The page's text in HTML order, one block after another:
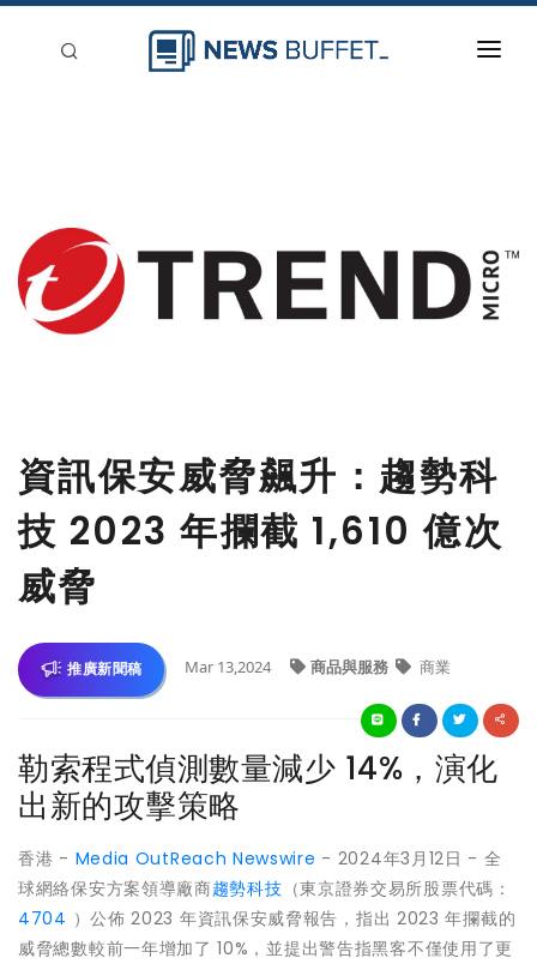
資訊保安威脅飆升：趨勢科
技 2023 年攔截 1,610 億次
威脅
推廣新聞稿 Mar 13,2024 商品與服務 商業
勒索程式偵測數量減少 14%，演化
出新的攻擊策略
香港 - Media OutReach Newswire - 2024年3月12日 - 全
球網絡保安方案領導廠商趨勢科技 （東京證券交易所股票代碼：
4704 ）公佈 2023 年資訊保安威脅報告，指出 2023 年攔截的
威脅總數較前一年增加了 10%，並提出警告指黑客不僅使用了更